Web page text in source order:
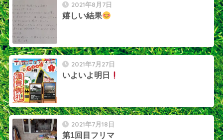
2021年8月7日
嬉しい結果
2021年7月27日
いよいよ明日
2021年7月18日
第1回目フリマ